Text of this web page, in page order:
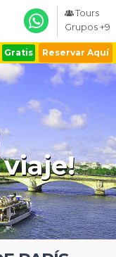
Gratis Reservar Aquí
Tours
Grupos +9